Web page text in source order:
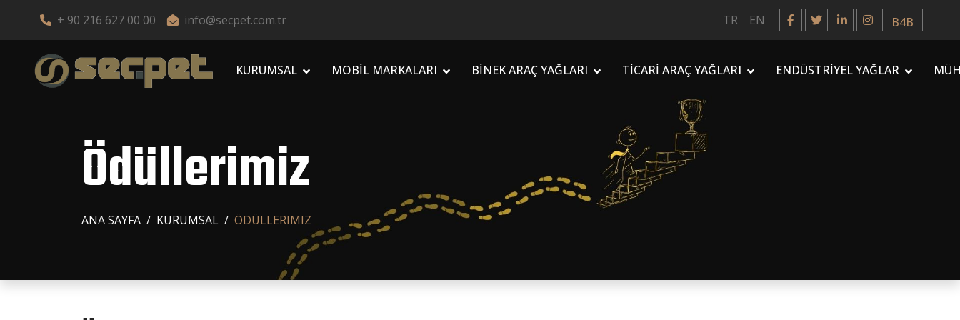
+ 90 216 627 00 00 info@secpet.com.tr TR EN B4B
KURUMSAL MOBİL MARKALARI BİNEK ARAÇ YAĞLARI TİCARİ ARAÇ YAĞLARI ENDÜSTRİYEL YAĞLAR
Ödüllerimiz
ANA SAYFA KURUMSAL ÖDÜLLERIMIZ